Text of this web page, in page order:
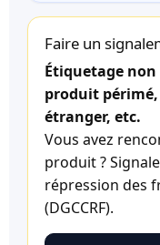
Faire un
Étiquetage non
produit périmé,
étranger, etc.
Vous avez
produit ?
répression des
(DGCCRF).